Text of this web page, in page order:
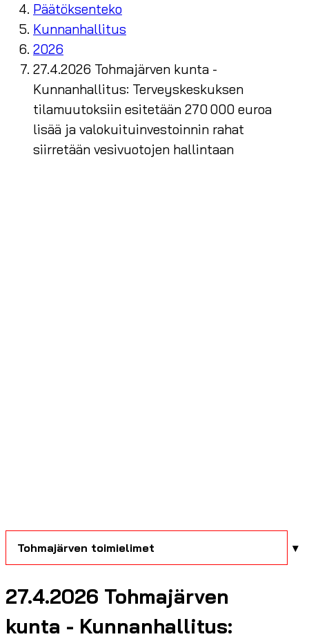
Päätöksenteko
Kunnanhallitus
2026
27.4.2026 Tohmajärven kunta -
Kunnanhallitus: Terveyskeskuksen
tilamuutoksiin esitetään 270 000 euroa
lisää ja valokuituinvestoinnin rahat
siirretään vesivuotojen hallintaan
Tohmajärven toimielimet
27.4.2026 Tohmajärven
kunta - Kunnanhallitus: